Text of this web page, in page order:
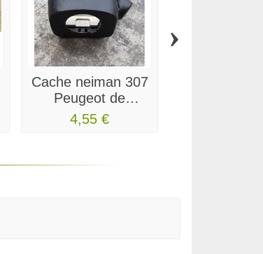
Cache neiman 307
Peugeot de
12/2005
4,55 €
›